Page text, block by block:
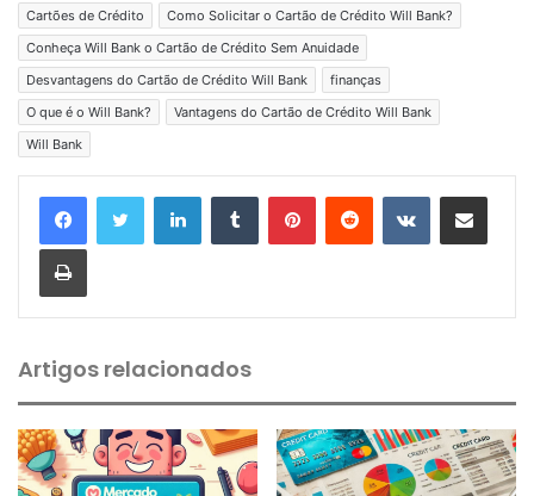
Cartões de Crédito
Como Solicitar o Cartão de Crédito Will Bank?
Conheça Will Bank o Cartão de Crédito Sem Anuidade
Desvantagens do Cartão de Crédito Will Bank
finanças
O que é o Will Bank?
Vantagens do Cartão de Crédito Will Bank
Will Bank
Artigos relacionados